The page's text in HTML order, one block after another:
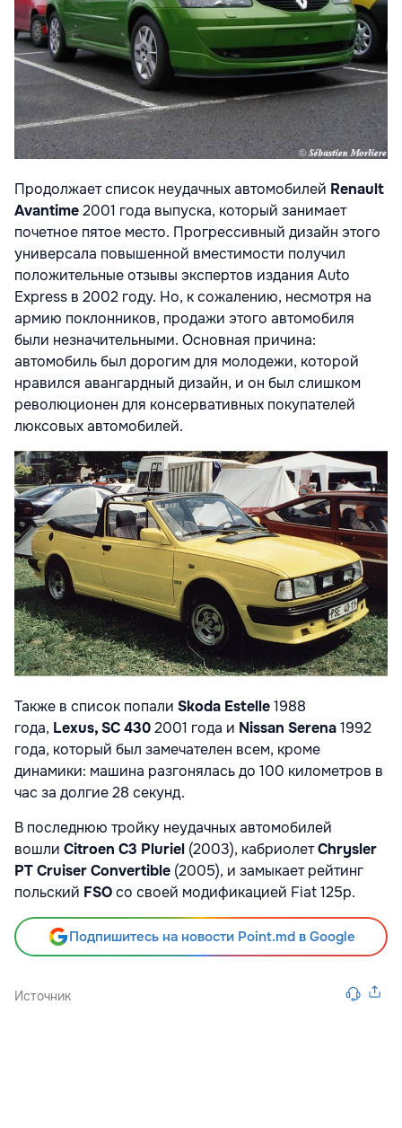
Продолжает список неудачных автомобилей Renault
Avantime2001 года выпуска, который занимает
почетное пятое место. Прогрессивный дизайн этого
универсала повышенной вместимости получил
положительные отзывы экспертов издания Auto
Express в 2002 году. Но, к сожалению, несмотря на
армию поклонников, продажи этого автомобиля
были незначительными. Основная причина:
автомобиль был дорогим для молодежи, которой
нравился авангардный дизайн, и он был слишком
революционен для консервативных покупателей
люксовых автомобилей.
Также в список попали Skoda Estelle1988
года, Lexus, SC 4302001 года и Nissan Serena1992
года, который был замечателен всем, кроме
динамики: машина разгонялась до 100 километров в
час за долгие 28 секунд.
В последнюю тройку неудачных автомобилей
вошли Citroen C3 Pluriel (2003), кабриолетChrysler
PT Cruiser Convertible (2005), и замыкает рейтинг
польский FSOсо своей модификацией Fiat 125p.
Подпишитесь на новости Point.md в Google
Источник